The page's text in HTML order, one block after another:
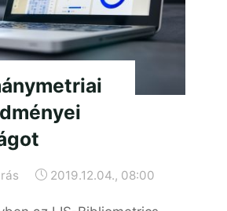
2019.12.04., 08:00